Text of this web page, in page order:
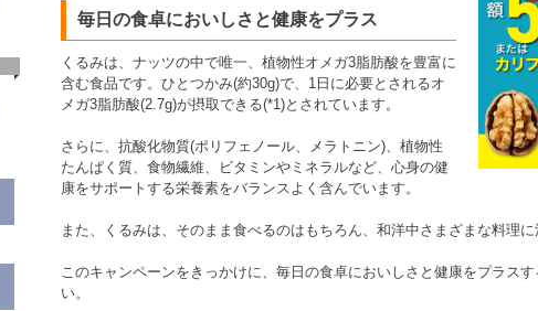
毎日の食卓においしさと健康をプラス
くるみは、ナッツの中で唯一、植物性オメガ3脂肪酸を豊富に
含む食品です。ひとつかみ(約30g)で、1日に必要とされるオ
メガ3脂肪酸(2.7g)が摂取できる(*1)とされています。
さらに、抗酸化物質(ポリフェノール、メラトニン)、植物性
たんぱく質、食物繊維、ビタミンやミネラルなど、心身の健
康をサポートする栄養素をバランスよく含んでいます。
また、くるみは、そのまま食べるのはもちろん、和洋中さまざまな料理
このキャンペーンをきっかけに、毎日の食卓においしさと健康をプラス
い。